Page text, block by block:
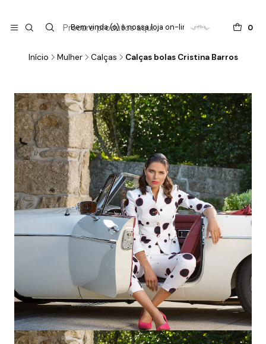
0
Bem vinda (o) à nossa loja on-line !
Início Mulher Calças Calças bolas Cristina Barros